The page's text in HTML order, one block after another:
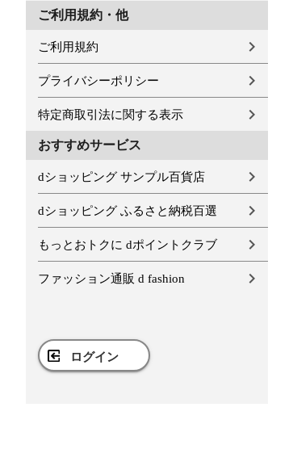
ご利用規約・他
ご利用規約
プライバシーポリシー
特定商取引法に関する表示
おすすめサービス
dショッピング サンプル百貨店
dショッピング ふるさと納税百選
もっとおトクに dポイントクラブ
ファッション通販 d fashion
ログイン